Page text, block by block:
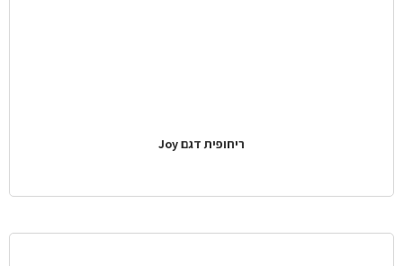
ריחופית דגם Joy